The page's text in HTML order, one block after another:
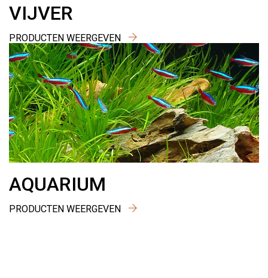
VIJVER
PRODUCTEN WEERGEVEN
AQUARIUM
PRODUCTEN WEERGEVEN